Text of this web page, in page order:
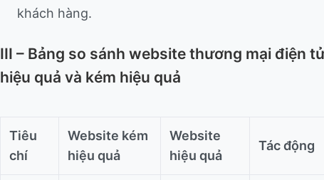
khách hàng.
III – Bảng so sánh website thương mại điện
hiệu quả và kém hiệu quả
Tiêu
chí
Website kém
hiệu quả
Website
hiệu quả
Tác động